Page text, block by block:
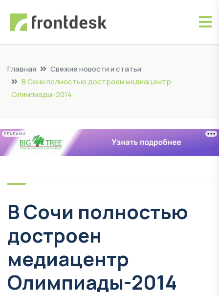
Главная
Свежие новости и статьи
В Сочи полностью достроен медиацентр
Олимпиады-2014
РЕКЛАМА
В Сочи полностью
достроен
медиацентр
Олимпиады-2014